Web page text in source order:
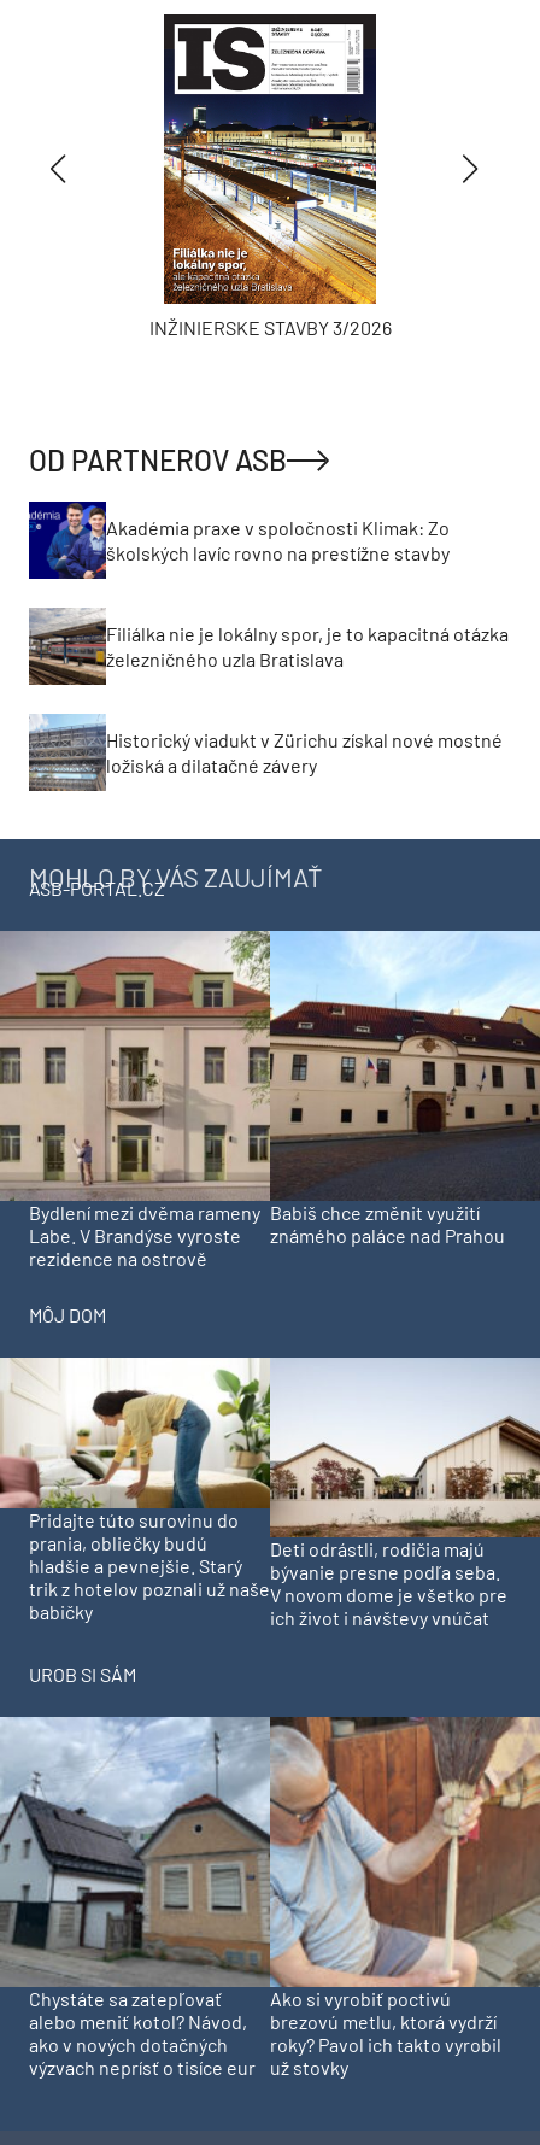
INŽINIERSKE STAVBY 3/2026
OD PARTNEROV ASB
Akadémia praxe v spoločnosti Klimak: Zo
školských lavíc rovno na prestížne stavby
Filiálka nie je lokálny spor, je to kapacitná otázka
železničného uzla Bratislava
Historický viadukt v Zürichu získal nové mostné
ložiská a dilatačné závery
MOHLO BY VÁS ZAUJÍMAŤ
ASB-PORTAL.CZ
Bydlení mezi dvěma rameny
Labe. V Brandýse vyroste
rezidence na ostrově
Babiš chce změnit využití
známého paláce nad Prahou
MÔJ DOM
Pridajte túto surovinu do
prania, obliečky budú
hladšie a pevnejšie. Starý
trik z hotelov poznali už naše
babičky
Deti odrástli, rodičia majú
bývanie presne podľa seba.
V novom dome je všetko pre
ich život i návštevy vnúčat
UROB SI SÁM
Chystáte sa zatepľovať
alebo meniť kotol? Návod,
ako v nových dotačných
výzvach neprísť o tisíce eur
Ako si vyrobiť poctivú
brezovú metlu, ktorá vydrží
roky? Pavol ich takto vyrobil
už stovky